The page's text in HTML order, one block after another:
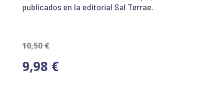
publicados en la editorial Sal Terrae.
10,50€
9,98 €